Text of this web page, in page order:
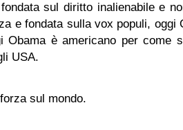
fondata sul diritto inalienabile e
e fondata sulla vox populi, oggi
Obama è americano per come
USA.
sul mondo.